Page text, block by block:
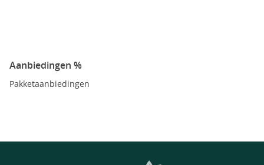
Aanbiedingen %
Pakketaanbiedingen